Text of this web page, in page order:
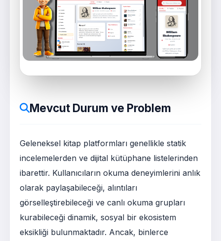
Mevcut Durum ve Problem
Geleneksel kitap platformları genellikle statik
incelemelerden ve dijital kütüphane listelerinden
ibarettir. Kullanıcıların okuma deneyimlerini anlık
olarak paylaşabileceği, alıntıları
görselleştirebileceği ve canlı okuma grupları
kurabileceği dinamik, sosyal bir ekosistem
eksikliği bulunmaktadır. Ancak, binlerce